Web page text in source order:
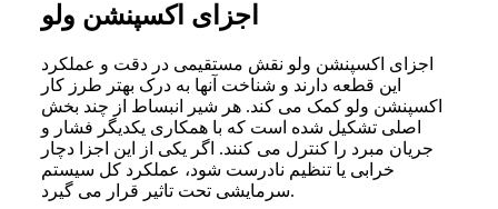
اجزای اکسپنشن ولو
اجزای اکسپنشن ولو نقش مستقیمی در دقت و عملکرد
این قطعه دارند و شناخت آنها به درک بهتر طرز کار
اکسپنشن ولو کمک می کند. هر شیر انبساط از چند بخش
اصلی تشکیل شده است که با همکاری یکدیگر فشار و
جریان مبرد را کنترل می کنند. اگر یکی از این اجزا دچار
خرابی یا تنظیم نادرست شود، عملکرد کل سیستم
سرمایشی تحت تاثیر قرار می گیرد.